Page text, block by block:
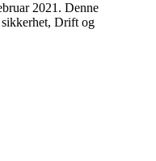
2021. Denne
Drift og